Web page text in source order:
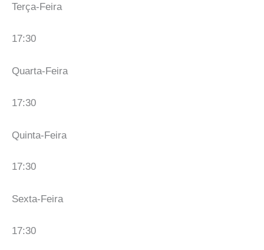
Terça-Feira
17:30
Quarta-Feira
17:30
Quinta-Feira
17:30
Sexta-Feira
17:30